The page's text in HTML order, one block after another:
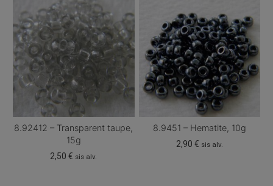
8.92412 – Transparent taupe,
15g
2,50€ sis alv.
8.9451 – Hematite, 10g
2,90 € sis alv.